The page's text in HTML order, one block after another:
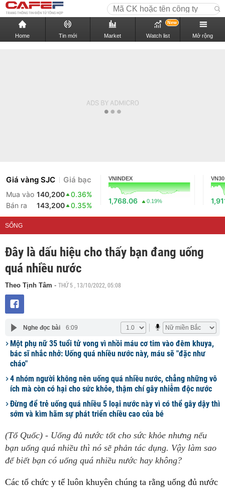
Home Tin mới Market Watch list
New
Mở rộng
Giá vàng SJC Giá bạc
Mua vào 140,200
0.36%
Bán ra
143,200 0.35%
VNINDEX
1,768.06 0.19%
VN30
SỐNG
Đây là dấu hiệu cho thấy bạn đang uống
quá nhiều nước
Theo Tịnh Tâm - THỨ 5 , 13/10/2022, 05:08
Nghe đọc bài 6:09
Một phụ nữ 35 tuổi tử vong vì nhồi máu cơ tim vào đêm khuya,
bác sĩ nhắc nhở: Uống quá nhiều nước này, máu sẽ "đặc như
cháo"
4 nhóm người không nên uống quá nhiều nước, chẳng những vô
ích mà còn có hại cho sức khỏe, thậm chí gây nhiễm độc nước
Đừng để trẻ uống quá nhiều 5 loại nước này vì có thể gây dậy thì
sớm và kìm hãm sự phát triển chiều cao của bé
(Tổ Quốc) - Uống đủ nước tốt cho sức khỏe nhưng nếu
bạn uống quá nhiều thì nó sẽ phản tác dụng. Vậy làm sao
để biết bạn có uống quá nhiều nước hay không?
Các tổ chức y tế luôn khuyên chúng ta rằng uống đủ nước